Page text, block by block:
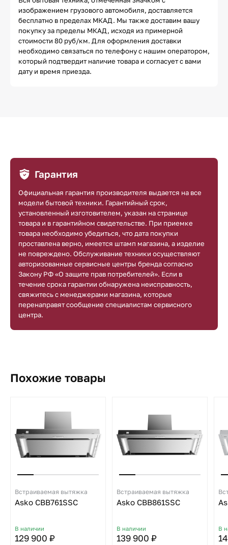
изображением грузового автомобиля, доставляется
бесплатно в пределах МКАД. Мы также доставим вашу
покупку за пределы МКАД, исходя из примерной
стоимости 80 руб/км. Для оформления доставки
необходимо связаться по телефону с нашим оператором,
который подтвердит наличие товара и согласует с вами
дату и время приезда.
Гарантия
Официальная гарантия производителя выдается на все
модели бытовой техники. Гарантийный срок,
установленный изготовителем, указан на странице
товара и в гарантийном свидетельстве. При приемке
товара необходимо убедиться, что дата покупки
проставлена верно, имеется штамп магазина, а изделие
не повреждено. Обслуживание техники осуществляют
авторизованные сервисные центры бренда согласно
Закону РФ «О защите прав потребителей». Если в
течение срока гарантии обнаружена неисправность,
свяжитесь с менеджерами магазина, которые
перенаправят сообщение специалистам сервисного
центра.
Похожие товары
Встраиваемая вытяжка
Asko CBB761SSC
В наличии
129 900 ₽
Встраиваемая вытяжка
Asko CBB861SSC
В наличии
139 900 ₽
В